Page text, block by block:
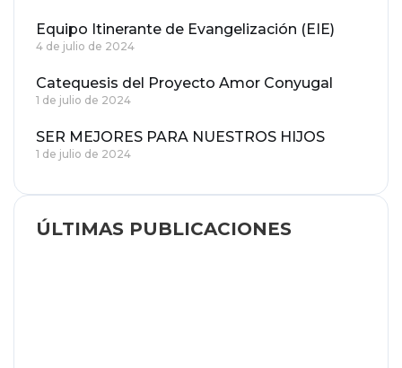
Equipo Itinerante de Evangelización (EIE)
4 de julio de 2024
Catequesis del Proyecto Amor Conyugal
1 de julio de 2024
SER MEJORES PARA NUESTROS HIJOS
1 de julio de 2024
ÚLTIMAS PUBLICACIONES